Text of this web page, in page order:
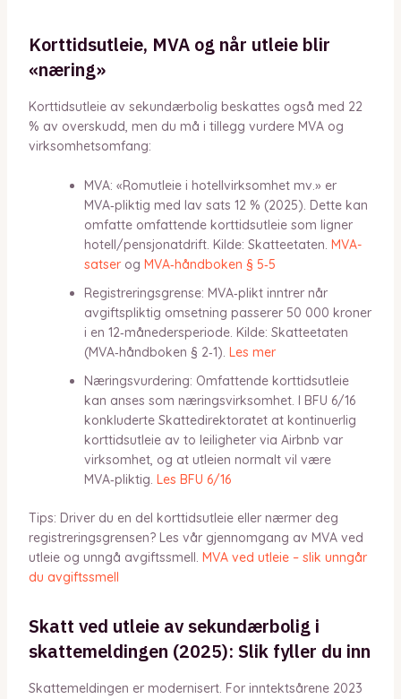
Korttidsutleie, MVA og når utleie blir
«næring»
Korttidsutleie av sekundærbolig beskattes også med 22
% av overskudd, men du må i tillegg vurdere MVA og
virksomhetsomfang:
MVA: «Romutleie i hotellvirksomhet mv.» er
MVA‑pliktig med lav sats 12 % (2025). Dette kan
omfatte omfattende korttidsutleie som ligner
hotell/pensjonatdrift. Kilde: Skatteetaten. MVA-
satserog MVA‑håndboken § 5‑5
Registreringsgrense: MVA‑plikt inntrer når
avgiftspliktig omsetning passerer 50 000 kroner
i en 12‑månedersperiode. Kilde: Skatteetaten
(MVA‑håndboken § 2‑1). Les mer
Næringsvurdering: Omfattende korttidsutleie
kan anses som næringsvirksomhet. I BFU 6/16
konkluderte Skattedirektoratet at kontinuerlig
korttidsutleie av to leiligheter via Airbnb var
virksomhet, og at utleien normalt vil være
MVA‑pliktig. Les BFU 6/16
Tips: Driver du en del korttidsutleie eller nærmer deg
registreringsgrensen? Les vår gjennomgang av MVA ved
utleie og unngå avgiftssmell. MVA ved utleie – slik unngår
du avgiftssmell
Skatt ved utleie av sekundærbolig i
skattemeldingen (2025): Slik fyller du inn
Skattemeldingen er modernisert. For inntektsårene 2023